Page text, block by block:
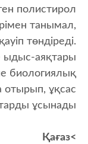
полистирол
танымал,
төндіреді.
ыдыс-аяқтары
биологиялық
ұқсас
ұсынады.
>Қағаз